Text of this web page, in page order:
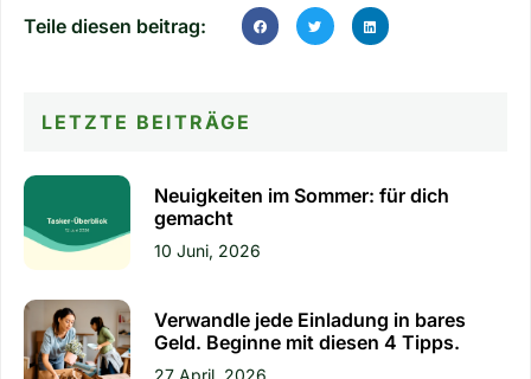
Teile diesen beitrag:
LETZTE BEITRÄGE
Neuigkeiten im Sommer: für dich
gemacht
10 Juni, 2026
Verwandle jede Einladung in bares
Geld. Beginne mit diesen 4 Tipps.
27 April, 2026